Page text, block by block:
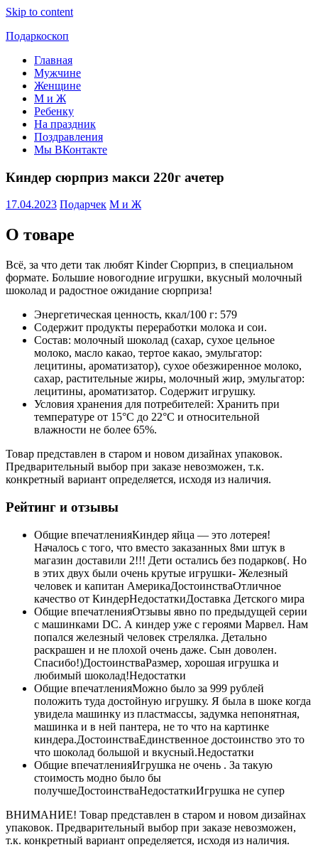
Skip to content
Подаркоскоп
Поможем
выбрать
подарить
Главная
Мужчине
Женщине
М и Ж
Ребенку
На праздник
Поздравления
Мы ВКонтакте
Киндер сюрприз макси 220г ачетер
17.04.2023 Подарчек М и Ж
О товаре
Всё, за что дети так любят Kinder Сюрприз, в специальном
формате. Большие новогодние игрушки, вкусный молочный
шоколад и радостное ожидание сюрприза!
Энергетическая ценность, ккал/100 г: 579
Содержит продукты переработки молока и сои.
Состав: молочный шоколад (сахар, сухое цельное
молоко, масло какао, тертое какао, эмульгатор:
лецитины, ароматизатор), сухое обезжиренное молоко,
сахар, растительные жиры, молочный жир, эмульгатор:
лецитины, ароматизатор. Содержит игрушку.
Условия хранения для потребителей: Хранить при
температуре от 15°C до 22°C и относительной
влажности не более 65%.
Товар представлен в старом и новом дизайнах упаковок.
Предварительный выбор при заказе невозможен, т.к.
конкретный вариант определяется, исходя из наличия.
Рейтинг и отзывы
Общие впечатленияКиндер яйца — это лотерея!
Началось с того, что вместо заказанных 8ми штук в
магазин доставили 2!!! Дети остались без подарков(. Но
в этих двух были очень крутые игрушки- Железный
человек и капитан АмерикаДостоинстваОтличное
качество от КиндерНедостаткиДоставка Детского мира
Общие впечатленияОтзывы явно по предыдущей серии
с машинками DC. А киндер уже с героями Марвел. Нам
попался железный человек стрелялка. Детально
раскрашен и не плохой очень даже. Сын доволен.
Спасибо!)ДостоинстваРазмер, хорошая игрушка и
любимый шоколад!Недостатки
Общие впечатленияМожно было за 999 рублей
положить туда достойную игрушку. Я была в шоке когда
увидела машинку из пластмассы, задумка непонятная,
машинка и в ней пантера, не то что на картинке
киндера.ДостоинстваЕдинственное достоинство это то
что шоколад большой и вкусный.Недостатки
Общие впечатленияИгрушка не очень . За такую
стоимость модно было бы
получшеДостоинстваНедостаткиИгрушка не супер
ВНИМАНИЕ! Товар представлен в старом и новом дизайнах
упаковок. Предварительный выбор при заказе невозможен,
т.к. конкретный вариант определяется, исходя из наличия.